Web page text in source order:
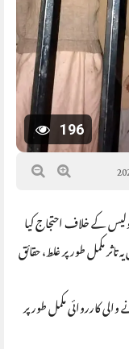
196
کے خلاف احتجاج کیا
تاثر مکمل طور پر غلط، حقائق
کارروائی مکمل طور پر